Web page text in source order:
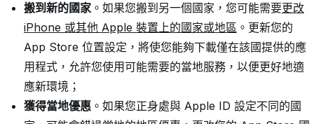
搬到新的國家。如果您搬到另一個國家，您可能需要更改
iPhone 或其他 Apple 裝置上的國家或地區 。更新您的
App Store 位置設定，將使您能夠下載僅在該國提供的應
用程式，允許您使用可能需要的當地服務，以便更好地適
應新環境；
獲得當地優惠。如果您正身處與 Apple ID 設定不同的國